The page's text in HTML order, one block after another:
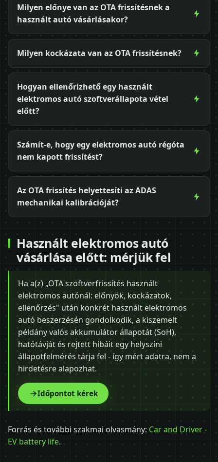
Milyen előnye van az OTA frissítésnek a
használt autó vásárlásakor?
Milyen kockázata van az OTA frissítésnek?
Hogyan ellenőrizhető egy használt
elektromos autó szoftverállapota vétel
előtt?
Számít-e, hogy egy elektromos autó régóta
nem kapott frissítést?
Az OTA frissítés helyettesíti az ADAS
mechanikai kalibrációját?
Használt elektromos autó
vásárlása előtt: mérjük fel
Ha a(z) „OTA szoftverfrissítés használt
elektromos autónál: előnyök, kockázatok,
ellenőrzés" után konkrét használt elektromos
autó beszerzésén gondolkodik, a kiszemelt
példány valós akkumulátor állapotát (SoH),
hatótávját és rejtett hibáit egy helyszíni
állapotfelmérés tárja fel - így mért adatra, nem a
hirdetésre alapozhat.
Időpontot kérek
Forrás és további szakmai olvasmány: Car and Driver -
EV battery life.